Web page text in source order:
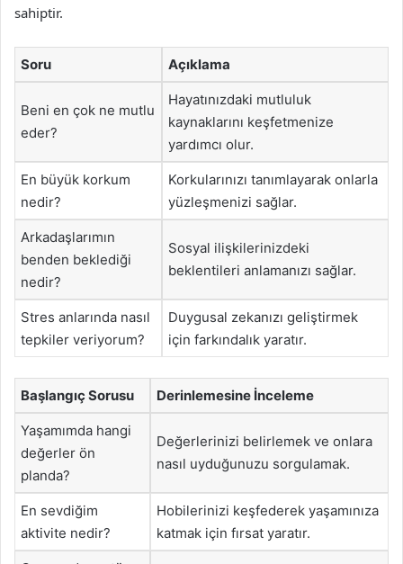
sahiptir.
Soru Açıklama
Beni en çok ne mutlu
eder?
Hayatınızdaki mutluluk
kaynaklarını keşfetmenize
yardımcı olur.
En büyük korkum
nedir?
Korkularınızı tanımlayarak onlarla
yüzleşmenizi sağlar.
Arkadaşlarımın
benden beklediği
nedir?
Sosyal ilişkilerinizdeki
beklentileri anlamanızı sağlar.
Stres anlarında nasıl
tepkiler veriyorum?
Duygusal zekanızı geliştirmek
için farkındalık yaratır.
Başlangıç Sorusu Derinlemesine İnceleme
Yaşamımda hangi
değerler ön
planda?
Değerlerinizi belirlemek ve onlara
nasıl uyduğunuzu sorgulamak.
En sevdiğim
aktivite nedir?
Hobilerinizi keşfederek yaşamınıza
katmak için fırsat yaratır.